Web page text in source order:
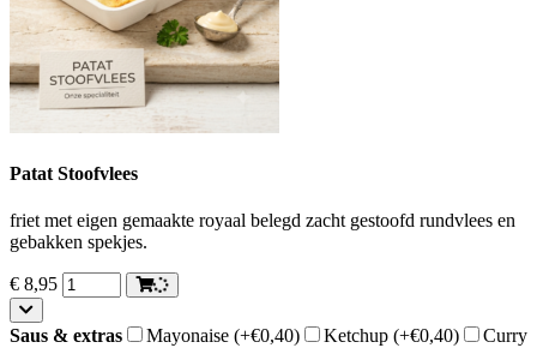
Patat Stoofvlees
friet met eigen gemaakte royaal belegd zacht gestoofd rundvlees en
gebakken spekjes.
€ 8,95
Saus & extras Mayonaise (+€0,40) Ketchup (+€0,40)
Curry